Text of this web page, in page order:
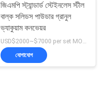
জিএমপি স্ট্যান্ডার্ড স্টেইনলেস স্টীল
বাল্ক সলিডস পাউডার গ্রানুল
ভ্যাকুয়াম কনভেয়র
USD$2000~$7000 per set MOQ:1 সেট
যোগাযোগ